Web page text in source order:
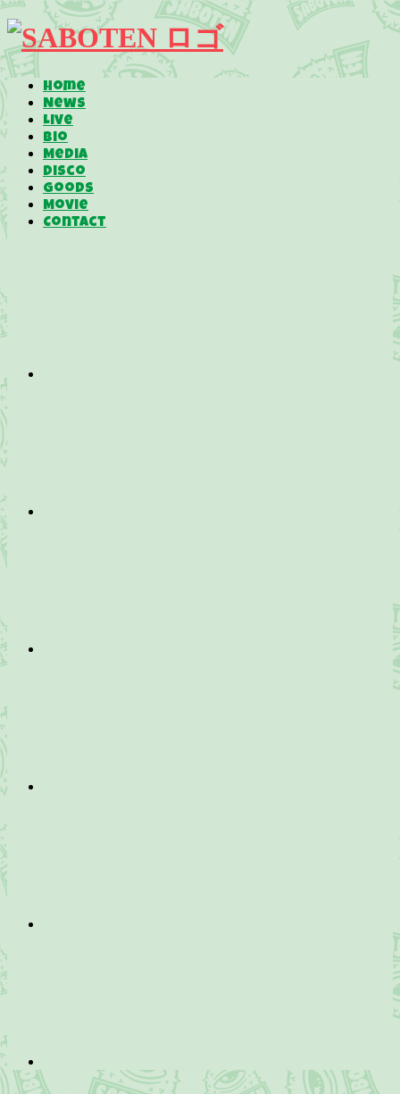
Home
News
Live
Bio
Media
Disco
Goods
Movie
Contact